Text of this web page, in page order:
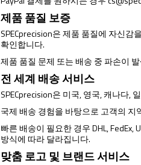
제품 품질 보증
SPECprecision은 제품 품질에 자신
확인합니다.
제품 품질 문제 또는 배송 중 파손이
전 세계 배송 서비스
SPECprecision은 미국, 영국, 캐나다,
국제 배송 경험을 바탕으로 고객의
빠른 배송이 필요한 경우 DHL,
방식에 따라 달라집니다.
맞춤 로고 및 브랜드 서비스